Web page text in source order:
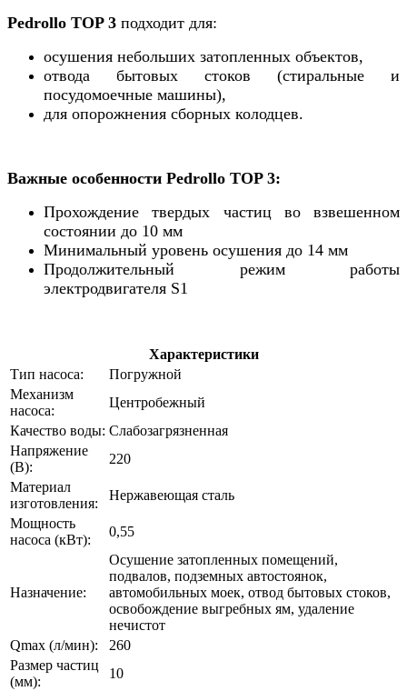
Pedrollo TOP 3 подходит для:
осушения небольших затопленных объектов,
отвода бытовых стоков (стиральные и
посудомоечные машины),
для опорожнения сборных колодцев.
Важные особенности Pedrollo TOP 3:
Прохождение твердых частиц во взвешенном
состоянии до 10 мм
Минимальный уровень осушения до 14 мм
Продолжительный режим работы
электродвигателя S1
Характеристики
Тип насоса:
Погружной
Механизм
насоса:
Центробежный
Качество воды: Слабозагрязненная
Напряжение
(В):
220
Материал
изготовления:
Нержавеющая сталь
Мощность
насоса (кВт):
0,55
Назначение:
Осушение затопленных помещений,
подвалов, подземных автостоянок,
автомобильных моек, отвод бытовых стоков,
освобождение выгребных ям, удаление
нечистот
Qmax (л/мин):
260
Размер частиц
(мм):
10